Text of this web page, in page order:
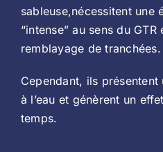
sableuse,nécessitent une
“intense” au sens du
remblayage de tranchées.
Cependant, ils
à l’eau et génèrent un
temps.